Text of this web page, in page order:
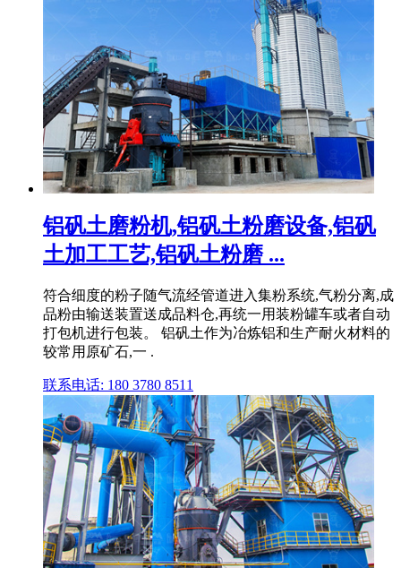
铝矾土磨粉机,铝矾土粉磨设备,铝矾
土加工工艺,铝矾土粉磨 ...
符合细度的粉子随气流经管道进入集粉系统,气粉分离,成
品粉由输送装置送成品料仓,再统一用装粉罐车或者自动
打包机进行包装。 铝矾土作为冶炼铝和生产耐火材料的
较常用原矿石,一 .
联系电话: 180 3780 8511